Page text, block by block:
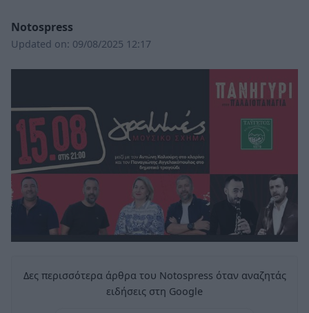
Notospress
Updated on: 09/08/2025 12:17
Δες περισσότερα άρθρα του Notospress όταν αναζητάς
ειδήσεις στη Google